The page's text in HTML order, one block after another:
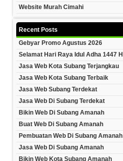
Website Murah Cimahi
Recent Posts
Gebyar Promo Agustus 2026
Selamat Hari Raya Idul Adha 1447 H
Jasa Web Kota Subang Terjangkau
Jasa Web Kota Subang Terbaik
Jasa Web Subang Terdekat
Jasa Web Di Subang Terdekat
Bikin Web Di Subang Amanah
Buat Web Di Subang Amanah
Pembuatan Web Di Subang Amanah
Jasa Web Di Subang Amanah
Bikin Web Kota Subang Amanah